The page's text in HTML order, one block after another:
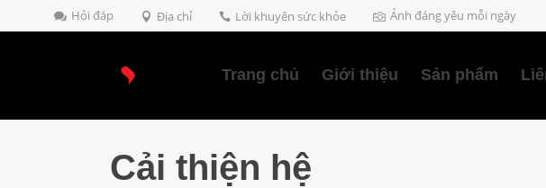
Hỏi đáp Địa chỉ Lời khuyên sức khỏe Ảnh đáng yêu mỗi ngày
Trang chủ Giới thiệu Sản phẩm
Cải thiện hệ